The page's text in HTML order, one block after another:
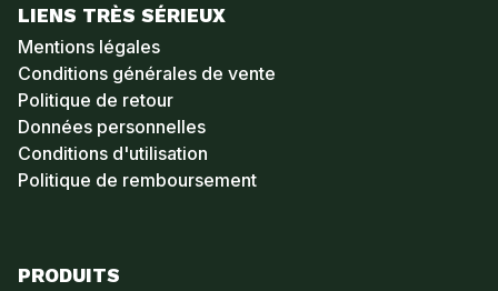
LIENS TRÈS SÉRIEUX
Mentions légales
Conditions générales de vente
Politique de retour
Données personnelles
Conditions d'utilisation
Politique de remboursement
PRODUITS